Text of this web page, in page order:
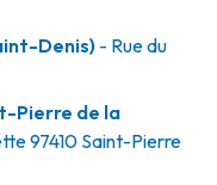
Denis) - Rue du
Pierre de la
97410 Saint-Pierre